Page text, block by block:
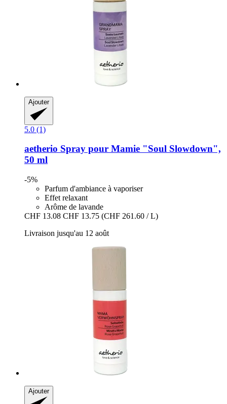
Ajouter
5.0 (1)
aetherio Spray pour Mamie "Soul Slowdown",
50 ml
-5%
Parfum d'ambiance à vaporiser
Effet relaxant
Arôme de lavande
CHF 13.08 CHF 13.75 (CHF 261.60 / L)
Livraison jusqu'au 12 août
Ajouter